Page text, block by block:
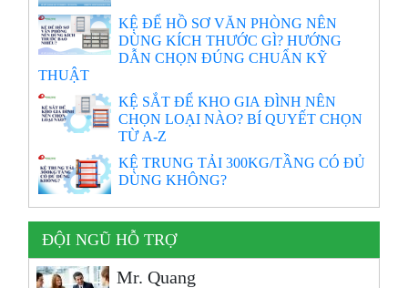
KỆ ĐỂ HỒ SƠ VĂN PHÒNG NÊN
DÙNG KÍCH THƯỚC GÌ? HƯỚNG
DẪN CHỌN ĐÚNG CHUẨN KỸ
THUẬT
KỆ SẮT ĐỂ KHO GIA ĐÌNH NÊN
CHỌN LOẠI NÀO? BÍ QUYẾT CHỌN
TỪ A-Z
KỆ TRUNG TẢI 300KG/TẦNG CÓ ĐỦ
DÙNG KHÔNG?
ĐỘI NGŨ HỖ TRỢ
Mr. Quang